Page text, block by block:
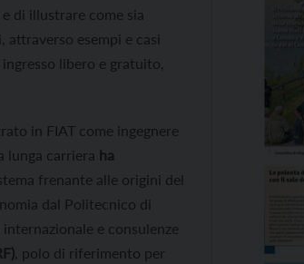
di illustrare come sia
attraverso esempi e casi
ingresso libero e gratuito,
in FIAT come ingegnere
lunga carriera ha
frenante alle origini del
dal Politecnico di
e consulenze
, polo di riferimento per